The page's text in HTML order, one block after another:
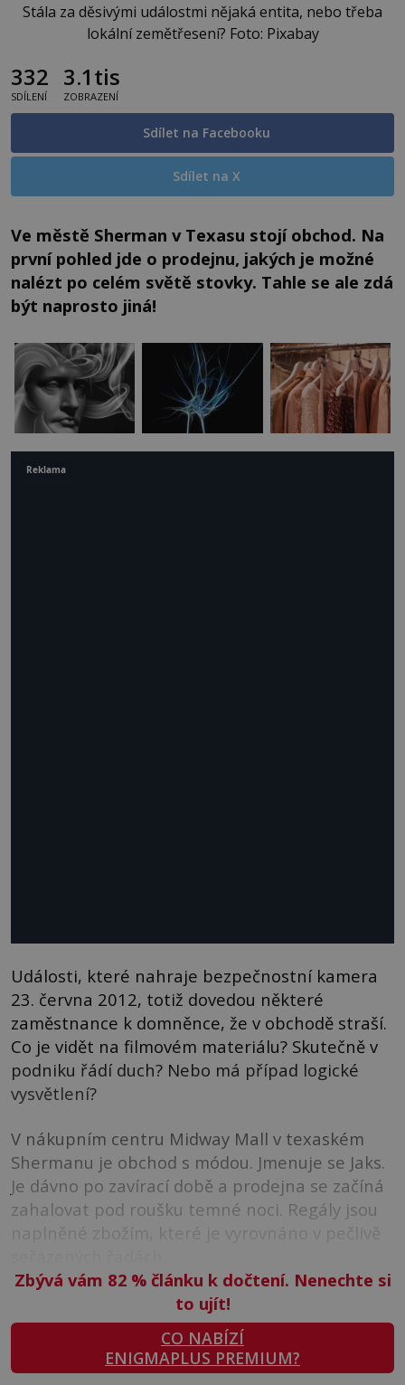
Stála za děsivými událostmi nějaká entita, nebo třeba
lokální zemětřesení? Foto: Pixabay
332
SDÍLENÍ
3.1tis
ZOBRAZENÍ
Sdílet na Facebooku
Sdílet na X
Ve městě Sherman v Texasu stojí obchod. Na
první pohled jde o prodejnu, jakých je možné
nalézt po celém světě stovky. Tahle se ale zdá
být naprosto jiná!
Události, které nahraje bezpečnostní kamera
23. června 2012, totiž dovedou některé
zaměstnance k domněnce, že v obchodě straší.
Co je vidět na filmovém materiálu? Skutečně v
podniku řádí duch? Nebo má případ logické
vysvětlení?
V nákupním centru Midway Mall v texaském
Shermanu je obchod s módou. Jmenuje se Jaks.
Je dávno po zavírací době a prodejna se začíná
zahalovat pod roušku temné noci. Regály jsou
naplněné zbožím, které je vyrovnáno v pečlivě
Zbývá vám 82 %článku k dočtení. Nenechte si
to ujít!
CO NABÍZÍ
ENIGMAPLUS PREMIUM?
Reklama